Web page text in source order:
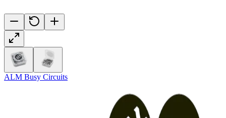
ALM Busy Circuits